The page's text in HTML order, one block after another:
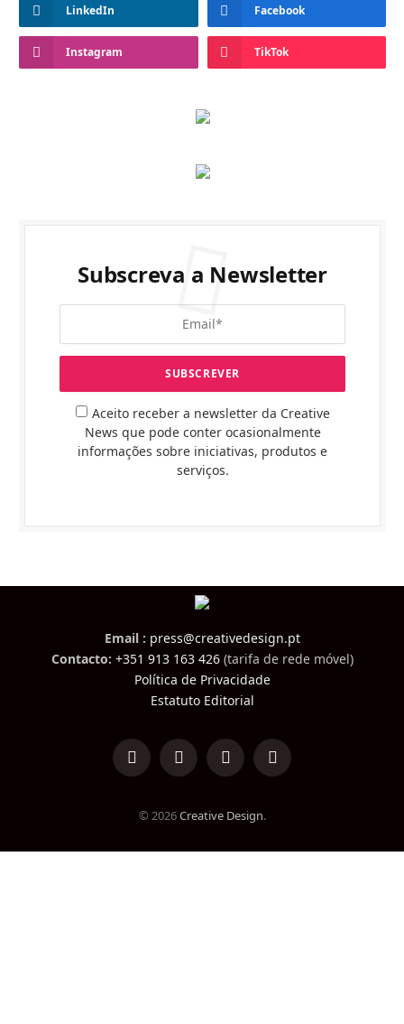
LinkedIn Facebook
Instagram TikTok
Subscreva a Newsletter
Aceito receber a newsletter da Creative
News que pode conter ocasionalmente
informações sobre iniciativas, produtos e
serviços.
Email : press@creativedesign.pt
Contacto: +351 913 163 426(tarifa de rede móvel)
Política de Privacidade
Estatuto Editorial
LinkedInFacebookInstagramTikTok
© 2026Creative Design.